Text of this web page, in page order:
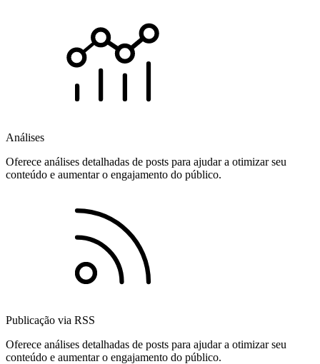
Análises
Oferece análises detalhadas de posts para ajudar a otimizar seu
conteúdo e aumentar o engajamento do público.
Publicação via RSS
Oferece análises detalhadas de posts para ajudar a otimizar seu
conteúdo e aumentar o engajamento do público.